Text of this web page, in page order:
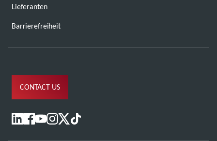
Lieferanten
Barrierefreiheit
CONTACT US